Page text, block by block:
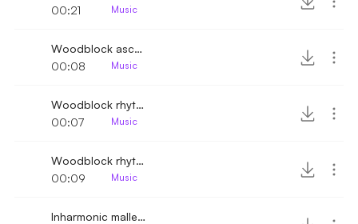
00:21
Music
Woodblock ascending arpeggio
00:08
Music
Woodblock rhythm dampened
00:07
Music
Woodblock rhythm
00:09
Music
Inharmonic mallet melody